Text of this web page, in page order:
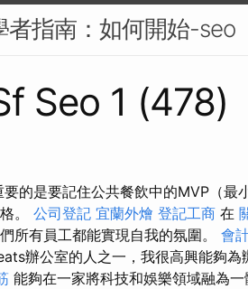
者指南：如何開始-seo
Seo 1 (478)
的是要記住公共餐飲中的MVP（最
。 公司登記 宜蘭外燴 登記工商 在
所有員工都能實現自我的氛圍。 會
辦公室的人之一，我很高興能夠為
能夠在一家將科技和娛樂領域融為